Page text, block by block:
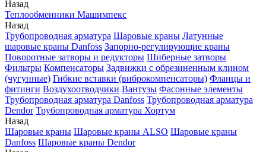
Назад
Теплообменники Машимпекс
Назад
Трубопроводная арматура Шаровые краны Латунные
шаровые краны Danfoss Запорно-регулирующие краны
Поворотные затворы и редукторы Шиберные затворы
Фильтры Компенсаторы Задвижки с обрезиненным клином
(чугунные) Гибкие вставки (виброкомпенсаторы) Фланцы и
фитинги Воздухоотводчики Вантузы Фасонные элементы
Трубопроводная арматура Danfoss Трубопроводная арматура
Dendor Трубопроводная арматура Хортум
Назад
Шаровые краны Шаровые краны ALSO Шаровые краны
Danfoss Шаровые краны Dendor